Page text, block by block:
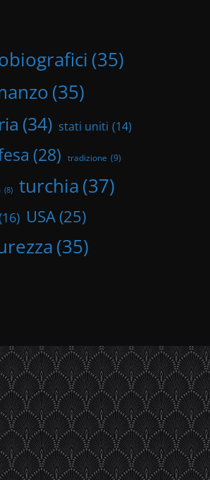
(35)
(35)
(34) stati uniti (14)
(28) tradizione (9)
(8) turchia(37)
USA (25)
(35)